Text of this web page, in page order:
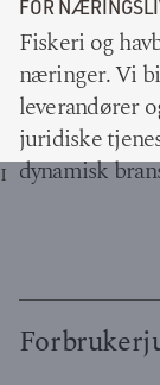
FOR
Fiskeri og
næringer. Vi
leverandører
juridiske
dynamisk
I